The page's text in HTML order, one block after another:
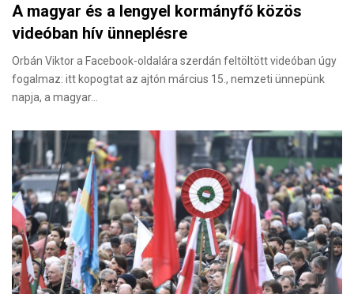
A magyar és a lengyel kormányfő közös
videóban hív ünneplésre
Orbán Viktor a Facebook-oldalára szerdán feltöltött videóban úgy
fogalmaz: itt kopogtat az ajtón március 15., nemzeti ünnepünk
napja, a magyar…